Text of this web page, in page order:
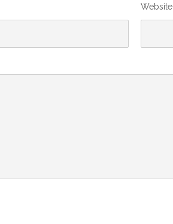
Website